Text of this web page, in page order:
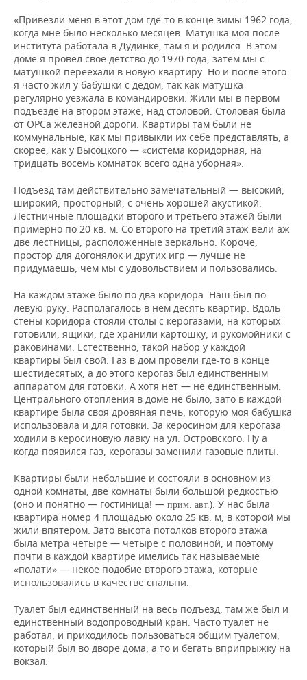
«Привезли меня в этот дом где-то в конце зимы 1962 года,
когда мне было несколько месяцев. Матушка моя после
института работала в Дудинке, там я и родился. В этом
доме я провел свое детство до 1970 года, затем мы с
матушкой переехали в новую квартиру. Но и после этого
я часто жил у бабушки с дедом, так как матушка
регулярно уезжала в командировки. Жили мы в первом
подъезде на втором этаже, над столовой. Столовая была
от ОРСа железной дороги. Квартиры там были не
коммунальные, как мы привыкли их себе представлять, а
скорее, как у Высоцкого — «система коридорная, на
тридцать восемь комнаток всего одна уборная».
Подъезд там действительно замечательный — высокий,
широкий, просторный, с очень хорошей акустикой.
Лестничные площадки второго и третьего этажей были
примерно по 20 кв. м. Со второго на третий этаж вели аж
две лестницы, расположенные зеркально. Короче,
простор для догонялок и других игр — лучше не
придумаешь, чем мы с удовольствием и пользовались.
На каждом этаже было по два коридора. Наш был по
левую руку. Располагалось в нем десять квартир. Вдоль
стены коридора стояли столы с керогазами, на которых
готовили, ящики, где хранили картошку, и рукомойники с
раковинами. Естественно, такой набор у каждой
квартиры был свой. Газ в дом провели где-то в конце
шестидесятых, а до этого керогаз был единственным
аппаратом для готовки. А хотя нет — не единственным.
Центрального отопления в доме не было, зато в каждой
квартире была своя дровяная печь, которую моя бабушка
использовала и для готовки. За керосином для керогаза
ходили в керосиновую лавку на ул. Островского. Ну а
когда появился газ, керогазы заменили газовые плиты.
Квартиры были небольшие и состояли в основном из
одной комнаты, две комнаты были большой редкостью
(оно и понятно — гостиница! — прим. авт.). У нас была
квартира номер 4 площадью около 25 кв. м, в которой мы
жили впятером. Зато высота потолков второго этажа
была метра четыре — четыре с половиной, и поэтому
почти в каждой квартире имелись так называемые
«полати» — некое подобие второго этажа, которые
использовались в качестве спальни.
Туалет был единственный на весь подъезд, там же был и
единственный водопроводный кран. Часто туалет не
работал, и приходилось пользоваться общим туалетом,
который был во дворе дома, а то и бегать вприпрыжку на
вокзал.